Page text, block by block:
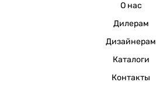
О нас
Дилерам
Дизайнерам
Каталоги
Контакты